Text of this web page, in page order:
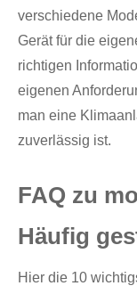
verschiedene
Gerät für die
richtigen
eigenen
man eine
zuverlässig ist.
FAQ zu
Häufig
Hier die 10